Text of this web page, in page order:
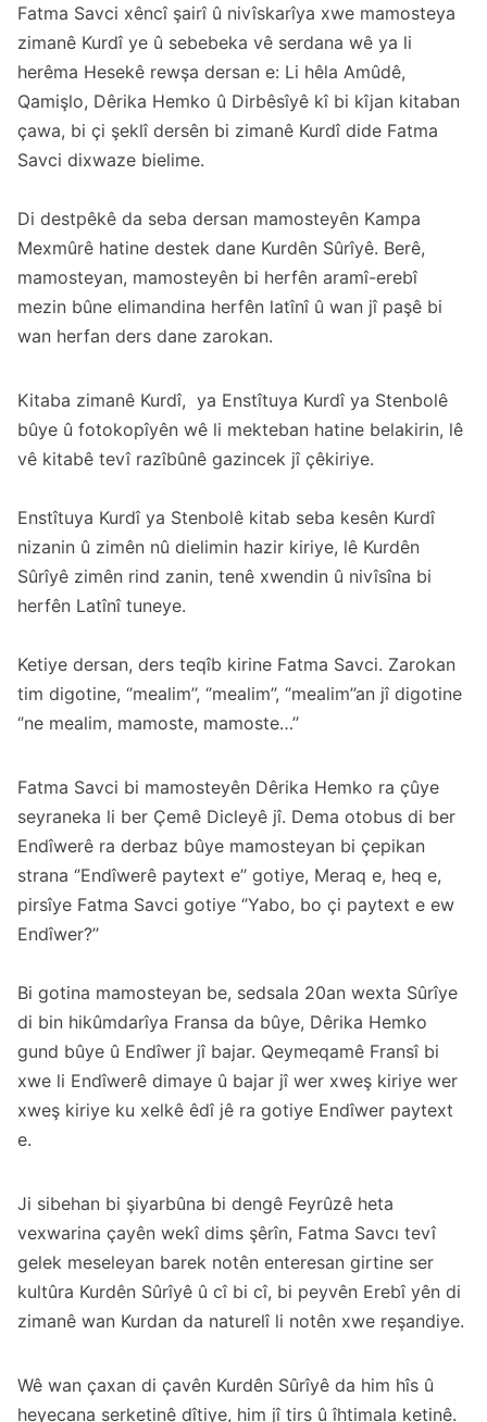
Fatma Savci xêncî şairî û nivîskarîya xwe mamosteya
zimanê Kurdî ye û sebebeka vê serdana wê ya li
herêma Hesekê rewşa dersan e: Li hêla Amûdê,
Qamişlo, Dêrika Hemko û Dirbêsîyê kî bi kîjan kitaban
çawa, bi çi şeklî dersên bi zimanê Kurdî dide Fatma
Savci dixwaze bielime.
Di destpêkê da seba dersan mamosteyên Kampa
Mexmûrê hatine destek dane Kurdên Sûrîyê. Berê,
mamosteyan, mamosteyên bi herfên aramî-erebî
mezin bûne elimandina herfên latînî û wan jî paşê bi
wan herfan ders dane zarokan.
Kitaba zimanê Kurdî, ya Enstîtuya Kurdî ya Stenbolê
bûye û fotokopîyên wê li mekteban hatine belakirin, lê
vê kitabê tevî razîbûnê gazincek jî çêkiriye.
Enstîtuya Kurdî ya Stenbolê kitab seba kesên Kurdî
nizanin û zimên nû dielimin hazir kiriye, lê Kurdên
Sûrîyê zimên rind zanin, tenê xwendin û nivîsîna bi
herfên Latînî tuneye.
Ketiye dersan, ders teqîb kirine Fatma Savci. Zarokan
tim digotine, ‘’mealim’’, ‘’mealim’’, ‘’mealim’’an jî digotine
‘’ne mealim, mamoste, mamoste…’’
Fatma Savci bi mamosteyên Dêrika Hemko ra çûye
seyraneka li ber Çemê Dicleyê jî. Dema otobus di ber
Endîwerê ra derbaz bûye mamosteyan bi çepikan
strana ‘’Endîwerê paytext e’’ gotiye, Meraq e, heq e,
pirsîye Fatma Savci gotiye ‘’Yabo, bo çi paytext e ew
Endîwer?’’
Bi gotina mamosteyan be, sedsala 20an wexta Sûrîye
di bin hikûmdarîya Fransa da bûye, Dêrika Hemko
gund bûye û Endîwer jî bajar. Qeymeqamê Fransî bi
xwe li Endîwerê dimaye û bajar jî wer xweş kiriye wer
xweş kiriye ku xelkê êdî jê ra gotiye Endîwer paytext
e.
Ji sibehan bi şiyarbûna bi dengê Feyrûzê heta
vexwarina çayên wekî dims şêrîn, Fatma Savcı tevî
gelek meseleyan barek notên enteresan girtine ser
kultûra Kurdên Sûrîyê û cî bi cî, bi peyvên Erebî yên di
zimanê wan Kurdan da naturelî li notên xwe reşandiye.
Wê wan çaxan di çavên Kurdên Sûrîyê da him hîs û
heyecana serketinê dîtiye, him jî tirs û îhtimala ketinê.